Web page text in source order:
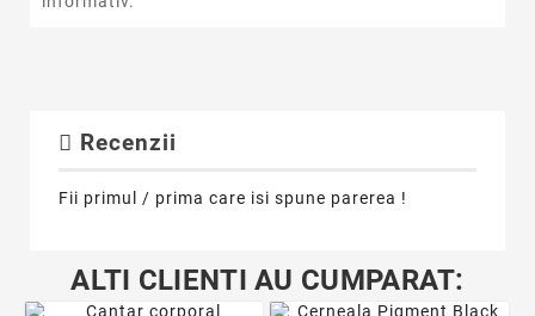
Recenzii
Fii primul / prima care isi spune parerea !
ALTI CLIENTI AU CUMPARAT: